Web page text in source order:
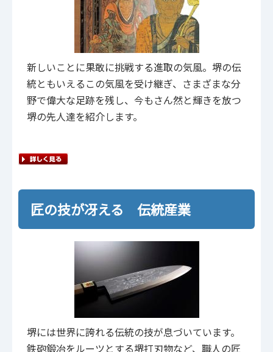
新しいことに果敢に挑戦する進取の気風。堺の伝
統ともいえるこの気風を受け継ぎ、さまざまな分
野で偉大な足跡を残し、今もさん然と輝きを放つ
堺の先人達を紹介します。
匠の技が冴える 伝統産業
堺には世界に誇れる伝統の技が息づいています。
鉄砲鍛冶をルーツとする堺打刃物など、職人の匠